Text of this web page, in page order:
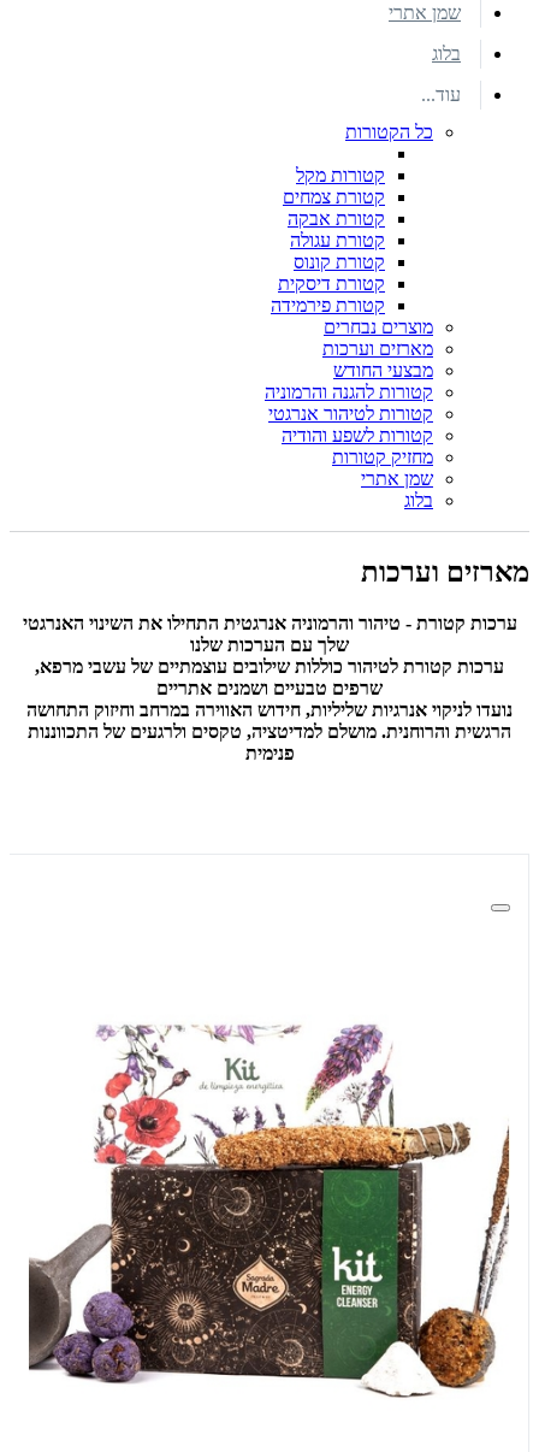
שמן אתרי
בלוג
עוד...
כל הקטורות
קטורות מקל
קטורת צמחים
קטורת אבקה
קטורת עגולה
קטורת קונוס
קטורת דיסקית
קטורת פירמידה
מוצרים נבחרים
מארזים וערכות
מבצעי החודש
קטורות להגנה והרמוניה
קטורות לטיהור אנרגטי
קטורות לשפע והודיה
מחזיק קטורות
שמן אתרי
בלוג
מארזים וערכות
ערכות קטורת - טיהור והרמוניה אנרגטית התחילו את השינוי האנרגטי
שלך עם הערכות שלנו
ערכות קטורת לטיהור כוללות שילובים עוצמתיים של עשבי מרפא,
שרפים טבעיים ושמנים אתריים
נועדו לניקוי אנרגיות שליליות, חידוש האווירה במרחב וחיזוק התחושה
הרגשית והרוחנית. מושלם למדיטציה, טקסים ולרגעים של התכווננות
פנימית